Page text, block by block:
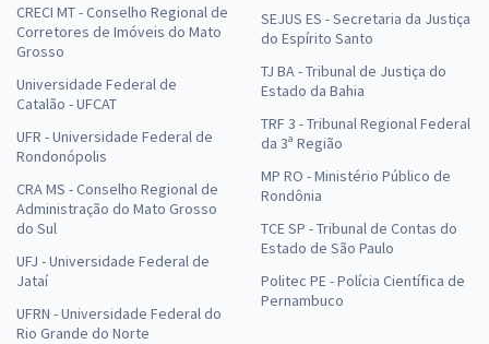
CRECI MT - Conselho Regional de
Corretores de Imóveis do Mato
Grosso
Universidade Federal de
Catalão - UFCAT
UFR - Universidade Federal de
Rondonópolis
CRA MS - Conselho Regional de
Administração do Mato Grosso
do Sul
UFJ - Universidade Federal de
Jataí
UFRN - Universidade Federal do
Rio Grande do Norte
SEJUS ES - Secretaria da Justiça
do Espírito Santo
TJ BA - Tribunal de Justiça do
Estado da Bahia
TRF 3 - Tribunal Regional Federal
da 3ª Região
MP RO - Ministério Público de
Rondônia
TCE SP - Tribunal de Contas do
Estado de São Paulo
Politec PE - Polícia Científica de
Pernambuco